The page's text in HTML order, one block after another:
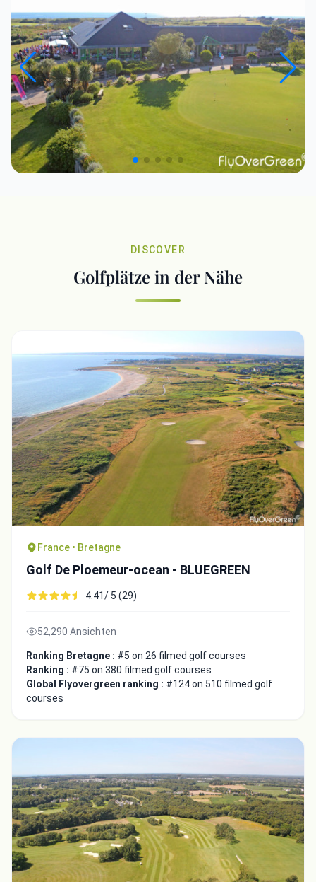
DISCOVER
Golfplätze in der Nähe
France • Bretagne
Golf De Ploemeur-ocean - BLUEGREEN
4.41/ 5 (29)
52,290 Ansichten
Ranking Bretagne : #5 on 26 filmed golf courses
Ranking : #75 on 380 filmed golf courses
Global Flyovergreen ranking : #124 on 510 filmed golf
courses